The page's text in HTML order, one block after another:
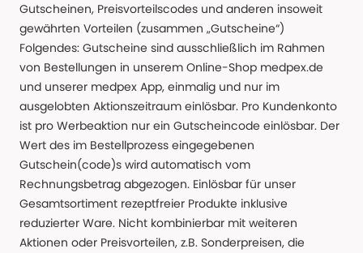
Gutscheinen, Preisvorteilscodes und anderen insoweit
gewährten Vorteilen (zusammen „Gutscheine“)
Folgendes: Gutscheine sind ausschließlich im Rahmen
von Bestellungen in unserem Online-Shop medpex.de
und unserer medpex App, einmalig und nur im
ausgelobten Aktionszeitraum einlösbar. Pro Kundenkonto
ist pro Werbeaktion nur ein Gutscheincode einlösbar. Der
Wert des im Bestellprozess eingegebenen
Gutschein(code)s wird automatisch vom
Rechnungsbetrag abgezogen. Einlösbar für unser
Gesamtsortiment rezeptfreier Produkte inklusive
reduzierter Ware. Nicht kombinierbar mit weiteren
Aktionen oder Preisvorteilen, z.B. Sonderpreisen, die